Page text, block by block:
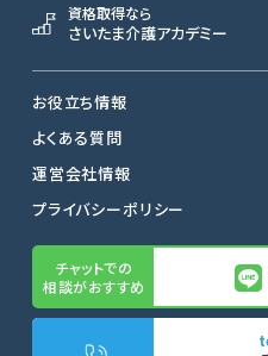
資格取得なら
さいたま介護アカデミー
お役立ち情報
よくある質問
運営会社情報
プライバシーポリシー